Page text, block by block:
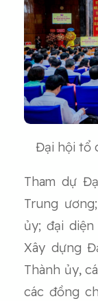
Đại hội tổ
Tham dự
Trung
ủy; đại
Xây dựng
Thành ủy,
các đồng